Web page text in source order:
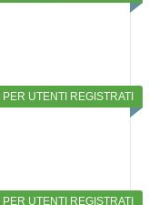
UTENTI REGISTRATI
UTENTI REGISTRATI